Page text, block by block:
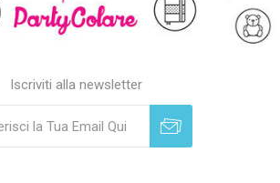
Iscriviti alla newsletter